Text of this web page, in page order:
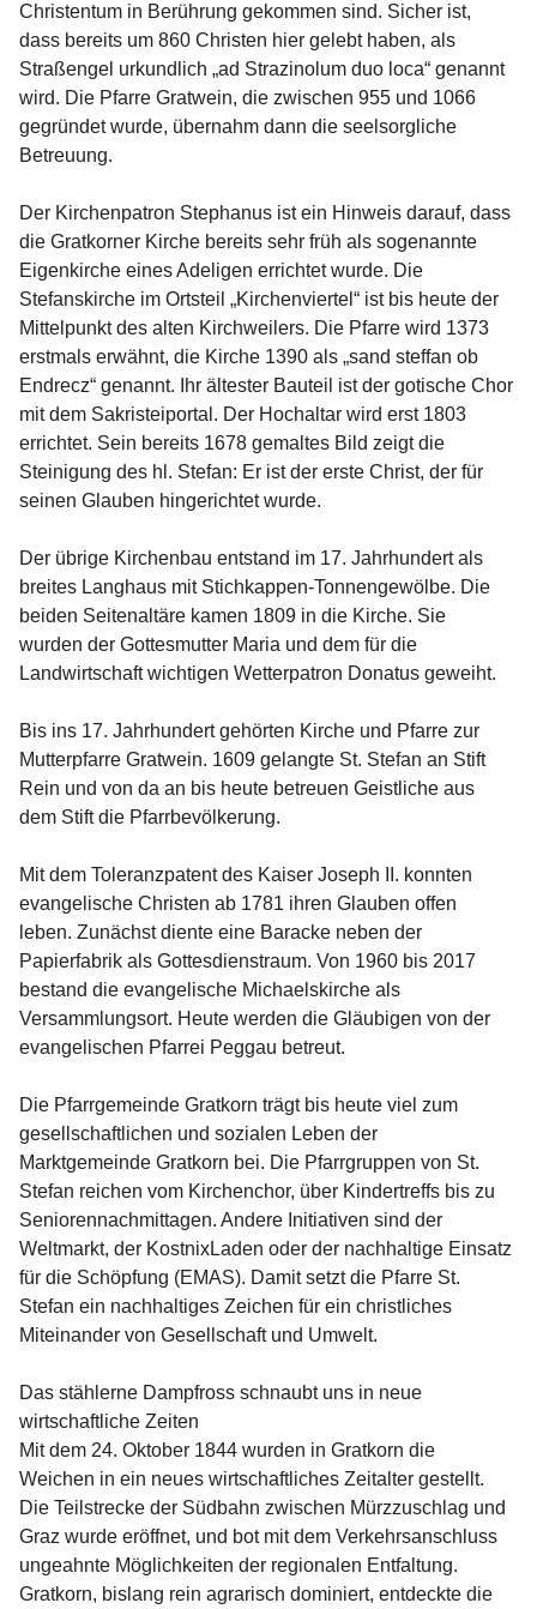
Christentum in Berührung gekommen sind. Sicher ist,
dass bereits um 860 Christen hier gelebt haben, als
Straßengel urkundlich „ad Strazinolum duo loca“ genannt
wird. Die Pfarre Gratwein, die zwischen 955 und 1066
gegründet wurde, übernahm dann die seelsorgliche
Betreuung.
Der Kirchenpatron Stephanus ist ein Hinweis darauf, dass
die Gratkorner Kirche bereits sehr früh als sogenannte
Eigenkirche eines Adeligen errichtet wurde. Die
Stefanskirche im Ortsteil „Kirchenviertel“ ist bis heute der
Mittelpunkt des alten Kirchweilers. Die Pfarre wird 1373
erstmals erwähnt, die Kirche 1390 als „sand steffan ob
Endrecz“ genannt. Ihr ältester Bauteil ist der gotische Chor
mit dem Sakristeiportal. Der Hochaltar wird erst 1803
errichtet. Sein bereits 1678 gemaltes Bild zeigt die
Steinigung des hl. Stefan: Er ist der erste Christ, der für
seinen Glauben hingerichtet wurde.
Der übrige Kirchenbau entstand im 17. Jahrhundert als
breites Langhaus mit Stichkappen-Tonnengewölbe. Die
beiden Seitenaltäre kamen 1809 in die Kirche. Sie
wurden der Gottesmutter Maria und dem für die
Landwirtschaft wichtigen Wetterpatron Donatus geweiht.
Bis ins 17. Jahrhundert gehörten Kirche und Pfarre zur
Mutterpfarre Gratwein. 1609 gelangte St. Stefan an Stift
Rein und von da an bis heute betreuen Geistliche aus
dem Stift die Pfarrbevölkerung.
Mit dem Toleranzpatent des Kaiser Joseph II. konnten
evangelische Christen ab 1781 ihren Glauben offen
leben. Zunächst diente eine Baracke neben der
Papierfabrik als Gottesdienstraum. Von 1960 bis 2017
bestand die evangelische Michaelskirche als
Versammlungsort. Heute werden die Gläubigen von der
evangelischen Pfarrei Peggau betreut.
Die Pfarrgemeinde Gratkorn trägt bis heute viel zum
gesellschaftlichen und sozialen Leben der
Marktgemeinde Gratkorn bei. Die Pfarrgruppen von St.
Stefan reichen vom Kirchenchor, über Kindertreffs bis zu
Seniorennachmittagen. Andere Initiativen sind der
Weltmarkt, der KostnixLaden oder der nachhaltige Einsatz
für die Schöpfung (EMAS). Damit setzt die Pfarre St.
Stefan ein nachhaltiges Zeichen für ein christliches
Miteinander von Gesellschaft und Umwelt.
Das stählerne Dampfross schnaubt uns in neue
wirtschaftliche Zeiten
Mit dem 24. Oktober 1844 wurden in Gratkorn die
Weichen in ein neues wirtschaftliches Zeitalter gestellt.
Die Teilstrecke der Südbahn zwischen Mürzzuschlag und
Graz wurde eröffnet, und bot mit dem Verkehrsanschluss
ungeahnte Möglichkeiten der regionalen Entfaltung.
Gratkorn, bislang rein agrarisch dominiert, entdeckte die